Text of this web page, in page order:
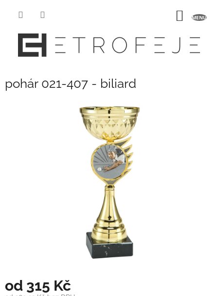
pohár 021-407 - biliard
od 315 Kč